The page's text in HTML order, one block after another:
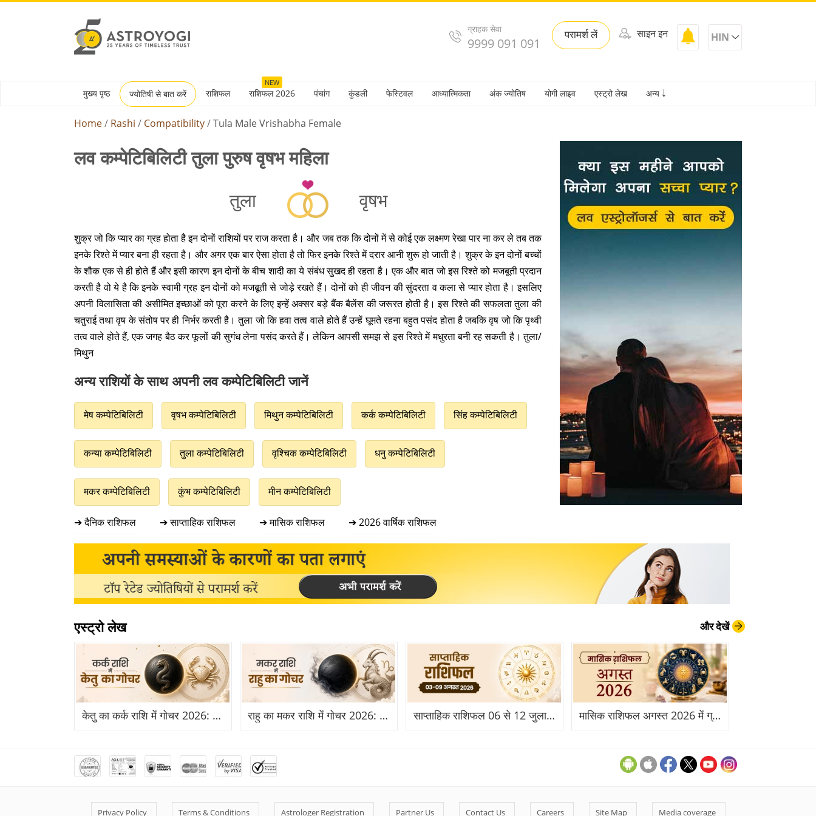
ग्राहक सेवा
9999 091 091
परामर्श लें साइन इन HIN
मुख्य पृष्ठ ज्योतिषी से बात करें राशिफल
NEW
राशिफल 2026 पंचांग कुंडली फेस्टिवल आध्यात्मिकता अंक ज्योतिष योगी लाइव एस्ट्रो लेख अन्य ￬
Home Rashi Compatibility Tula Male Vrishabha Female
लव कम्पेटिबिलिटी तुला पुरुष वृषभ महिला
तुला
वृषभ
शुक्र जो कि प्यार का ग्रह होता है इन दोनों राशियों पर राज करता है। और जब तक कि दोनों में से कोई एक लक्ष्मण रेखा पार ना कर ले तब तक
इनके रिश्ते में प्यार बना ही रहता है। और अगर एक बार ऐसा होता है तो फिर इनके रिश्ते में दरार आनी शुरू हो जाती है। शुक्र के इन दोनों बच्चों
के शौक एक से ही होते हैं और इसी कारण इन दोनों के बीच शादी का ये संबंध सुखद ही रहता है। एक और बात जो इस रिश्ते को मजबूती प्रदान
करती है वो ये है कि इनके स्वामी ग्रह इन दोनों को मजबूती से जोड़े रखते हैं। दोनों को ही जीवन की सुंदरता व कला से प्यार होता है। इसलिए
अपनी विलासिता की असीमित इच्छाओं को पूरा करने के लिए इन्हें अक्सर बड़े बैंक बैलेंस की जरूरत होती है। इस रिश्ते की सफलता तुला की
चतुराई तथा वृष के संतोष पर ही निर्भर करती है। तुला जो कि हवा तत्व वाले होते हैं उन्हें घूमते रहना बहुत पसंद होता है जबकि वृष जो कि पृथ्वी
तत्व वाले होते हैं, एक जगह बैठ कर फूलों की सुगंध लेना पसंद करते हैं। लेकिन आपसी समझ से इस रिश्ते में मधुरता बनी रह सकती है। तुला/
मिथुन
अन्य राशियों के साथ अपनी लव कम्पेटिबिलिटी जानें
मेष कम्पेटिबिलिटी वृषभ कम्पेटिबिलिटी मिथुन कम्पेटिबिलिटी कर्क कम्पेटिबिलिटी सिंह कम्पेटिबिलिटी
कन्या कम्पेटिबिलिटी तुला कम्पेटिबिलिटी वृश्चिक कम्पेटिबिलिटी धनु कम्पेटिबिलिटी
मकर कम्पेटिबिलिटी कुंभ कम्पेटिबिलिटी मीन कम्पेटिबिलिटी
➔ दैनिक राशिफल ➔ साप्ताहिक राशिफल ➔ मासिक राशिफल ➔ 2026 वार्षिक राशिफल
एस्ट्रो लेख और देखें
केतु का कर्क राशि में गोचर 2026: कर्क राशि में केतु का प्रवेश से किन राशियों को होगा बड़ा लाभ? राहु का मकर राशि में गोचर 2026: किसके लिए बनेगा विदेश और तरक्की का योग? साप्ताहिक राशिफल 06 से 12 जुलाई 2026: इस सप्ताह आपकी राशि के लिए क्या है खास? मासिक राशिफल अगस्त 2026 में ग्रहों की चाल आपकी राशि पर क्या असर डालेगी?
Privacy Policy Terms & Conditions Astrologer Registration Partner Us Contact Us Careers Site Map Media coverage